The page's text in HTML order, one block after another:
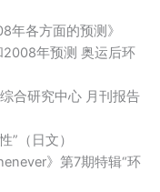
年各方面的预测》
年预测 奥运后环
合研究中心 月刊报告
”（日文）
》第7期特辑“环